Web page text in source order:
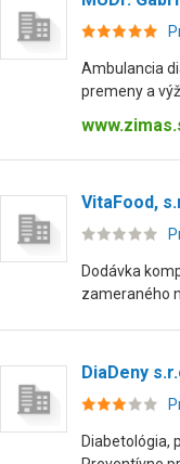
Ambulancia
premeny a
VitaFood,
Dodávka
zameraného
DiaDeny
Diabetológia,